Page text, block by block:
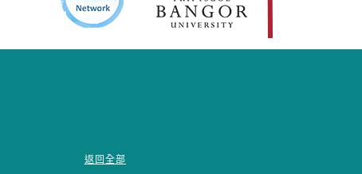
返回全部